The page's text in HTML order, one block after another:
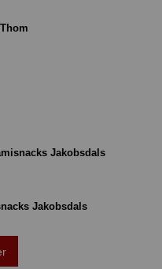
Jakobsdals
Jakobsdals